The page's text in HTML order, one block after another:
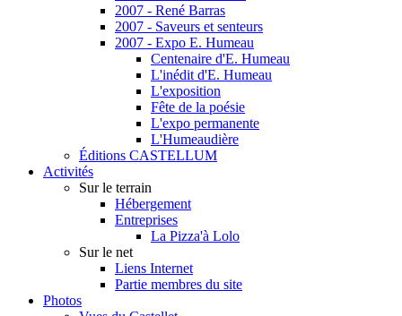
2007 - René Barras
2007 - Saveurs et senteurs
2007 - Expo E. Humeau
Centenaire d'E. Humeau
L'inédit d'E. Humeau
L'exposition
Fête de la poésie
L'expo permanente
L'Humeaudière
Éditions CASTELLUM
Activités
Sur le terrain
Hébergement
Entreprises
La Pizza'à Lolo
Sur le net
Liens Internet
Partie membres du site
Photos